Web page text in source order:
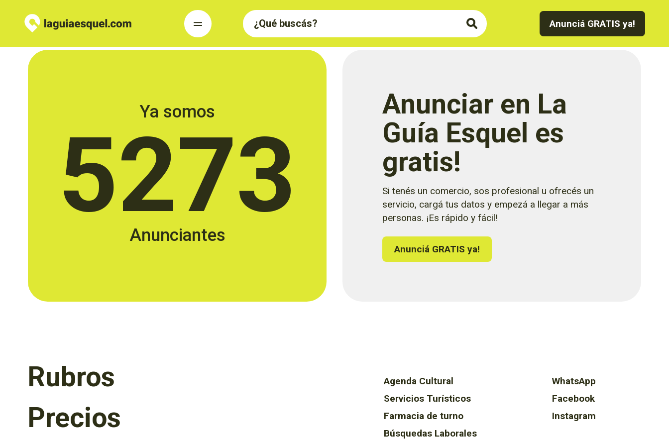
Anunciá GRATIS ya!
Ya somos
5273
Anunciantes
Anunciar en La
Guía Esquel es
gratis!
Si tenés un comercio, sos profesional u ofrecés un
servicio, cargá tus datos y empezá a llegar a más
personas. ¡Es rápido y fácil!
Anunciá GRATIS ya!
Rubros
Precios
Agenda Cultural
Servicios Turísticos
Farmacia de turno
Búsquedas Laborales
WhatsApp
Facebook
Instagram